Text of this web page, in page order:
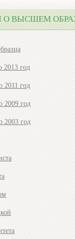
ВЫСШЕМ
2013 год
2011 год
2009 год
2003 год